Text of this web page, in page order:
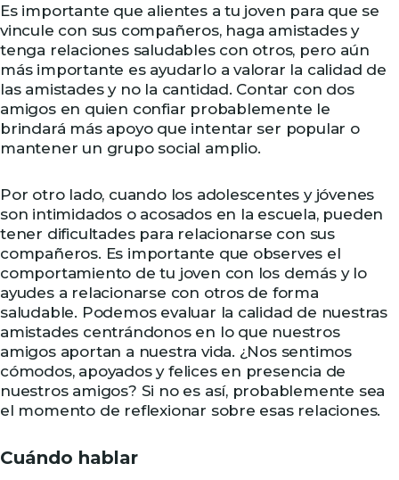
Es importante que alientes a tu joven para que se
vincule con sus compañeros, haga amistades y
tenga relaciones saludables con otros, pero aún
más importante es ayudarlo a valorar la calidad de
las amistades y no la cantidad. Contar con dos
amigos en quien confiar probablemente le
brindará más apoyo que intentar ser popular o
mantener un grupo social amplio.
Por otro lado, cuando los adolescentes y jóvenes
son intimidados o acosados en la escuela, pueden
tener dificultades para relacionarse con sus
compañeros. Es importante que observes el
comportamiento de tu joven con los demás y lo
ayudes a relacionarse con otros de forma
saludable. Podemos evaluar la calidad de nuestras
amistades centrándonos en lo que nuestros
amigos aportan a nuestra vida. ¿Nos sentimos
cómodos, apoyados y felices en presencia de
nuestros amigos? Si no es así, probablemente sea
el momento de reflexionar sobre esas relaciones.
Cuándo hablar